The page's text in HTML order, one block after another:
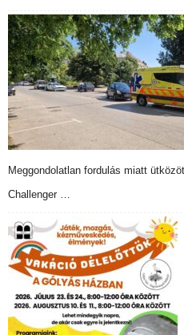
Meggondolatlan fordulás miatt
Challenger …